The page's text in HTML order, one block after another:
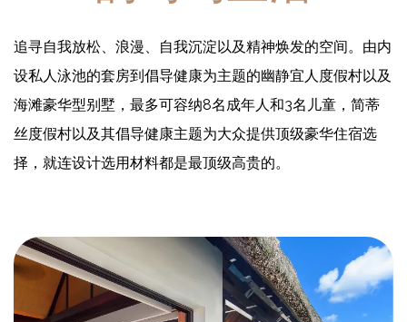
追寻自我放松、浪漫、自我沉淀以及精神焕发的空间。由内
设私人泳池的套房到倡导健康为主题的幽静宜人度假村以及
海滩豪华型别墅，最多可容纳8名成年人和3名儿童，简蒂
丝度假村以及其倡导健康主题为大众提供顶级豪华住宿选
择，就连设计选用材料都是最顶级高贵的。
在这间超现实的精致顶层套房中，浸泡在巨大的手工石制浴缸